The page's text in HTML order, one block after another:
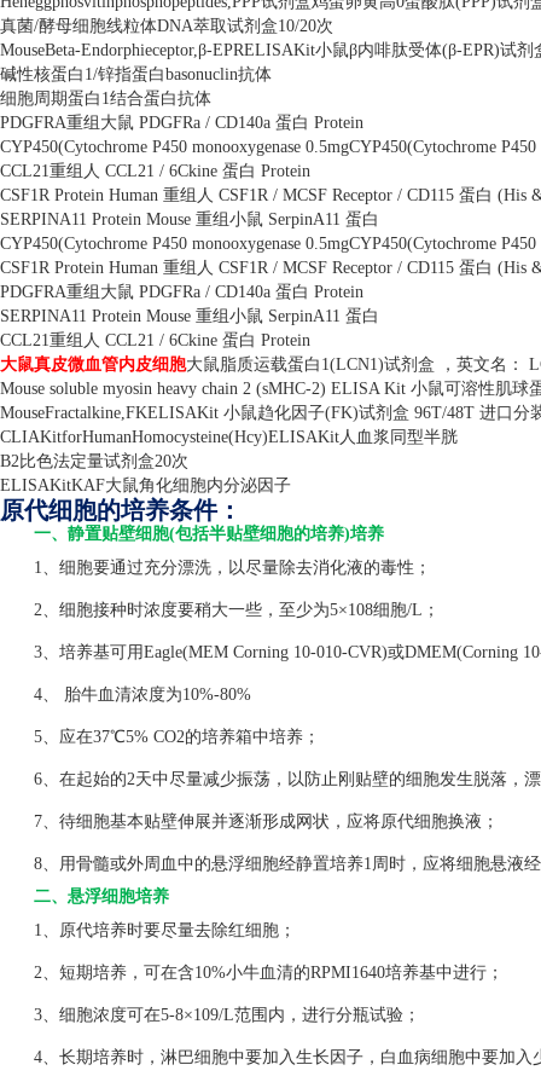
真菌/酵母细胞线粒体DNA萃取试剂盒10/20次
MouseBeta-Endorphieceptor,β-EPRELISAKit小鼠β内啡肽受体(β-EPR)试剂
碱性核蛋白 1/锌指蛋白basonuclin抗体
细胞周期蛋白 1结合蛋白抗体
PDGFRA重组大鼠 PDGFRa / CD140a 蛋白 Protein
CYP450(Cytochrome P450 monooxygenase 0.5mgCYP450(Cytochrome
CCL21重组人 CCL21 / 6Ckine 蛋白 Protein
CSF1R Protein Human 重组人 CSF1R / MCSF Receptor / CD115 蛋白 (His
SERPINA11 Protein Mouse 重组小鼠 SerpinA11 蛋白
CYP450(Cytochrome P450 monooxygenase 0.5mgCYP450(Cytochrome
CSF1R Protein Human 重组人 CSF1R / MCSF Receptor / CD115 蛋白 (His
PDGFRA重组大鼠 PDGFRa / CD140a 蛋白 Protein
SERPINA11 Protein Mouse 重组小鼠 SerpinA11 蛋白
CCL21重组人 CCL21 / 6Ckine 蛋白 Protein
大鼠真皮微血管内皮细胞大鼠脂质运载蛋白 1(LCN1)试剂盒 ，英文名：
Mouse soluble myosin heavy chain 2 (sMHC-2) ELISA Kit 小鼠可溶性肌球
MouseFractalkine,FKELISAKit 小鼠趋化因子(FK)试剂盒 96T/48T 进口分
CLIAKitforHumanHomocysteine(Hcy)ELISAKit人血浆同型半胱
B2比色法定量试剂盒20次
ELISAKitKAF大鼠角化细胞内分泌因子
原代细胞的培养条件：
一、静置贴壁细胞(包括半贴壁细胞的培养)培养
1、细胞要通过充分漂洗，以尽量除去消化液的毒性；
2、细胞接种时浓度要稍大一些，至少为5×108细胞/L；
3、培养基可用Eagle(MEM Corning 10-010-CVR)或DMEM(Corning
4、 胎牛血清浓度为10%-80%
5、应在37℃5% CO2的培养箱中培养；
6、在起始的2天中尽量减少振荡，以防止刚贴壁的细胞发生脱落，
7、待细胞基本贴壁伸展并逐渐形成网状，应将原代细胞换液；
8、用骨髓或外周血中的悬浮细胞经静置培养1周时，应将细胞悬液
二、悬浮细胞培养
1、原代培养时要尽量去除红细胞；
2、短期培养，可在含10%小牛血清的RPMI1640培养基中进行；
3、细胞浓度可在5-8×109/L范围内，进行分瓶试验；
4、长期培养时，淋巴细胞中要加入生长因子，白血病细胞中要加入